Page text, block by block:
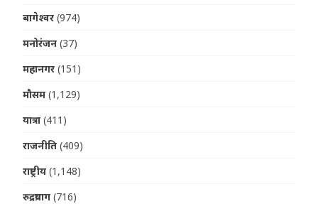
बागेश्वर (974)
मनोरंजन (37)
महानगर (151)
मौसम (1,129)
यात्रा (411)
राजनीति (409)
राष्ट्रीय (1,148)
रुद्रप्रयाग (716)